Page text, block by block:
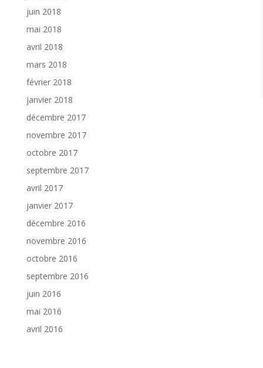
juin 2018
mai 2018
avril 2018
mars 2018
février 2018
janvier 2018
décembre 2017
novembre 2017
octobre 2017
septembre 2017
avril 2017
janvier 2017
décembre 2016
novembre 2016
octobre 2016
septembre 2016
juin 2016
mai 2016
avril 2016